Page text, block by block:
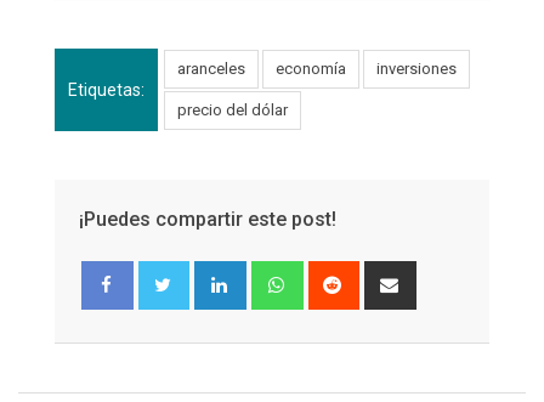
Etiquetas:
aranceles economía inversiones
precio del dólar
¡Puedes compartir este post!
LinkedInWhatsapp
Reddit
via